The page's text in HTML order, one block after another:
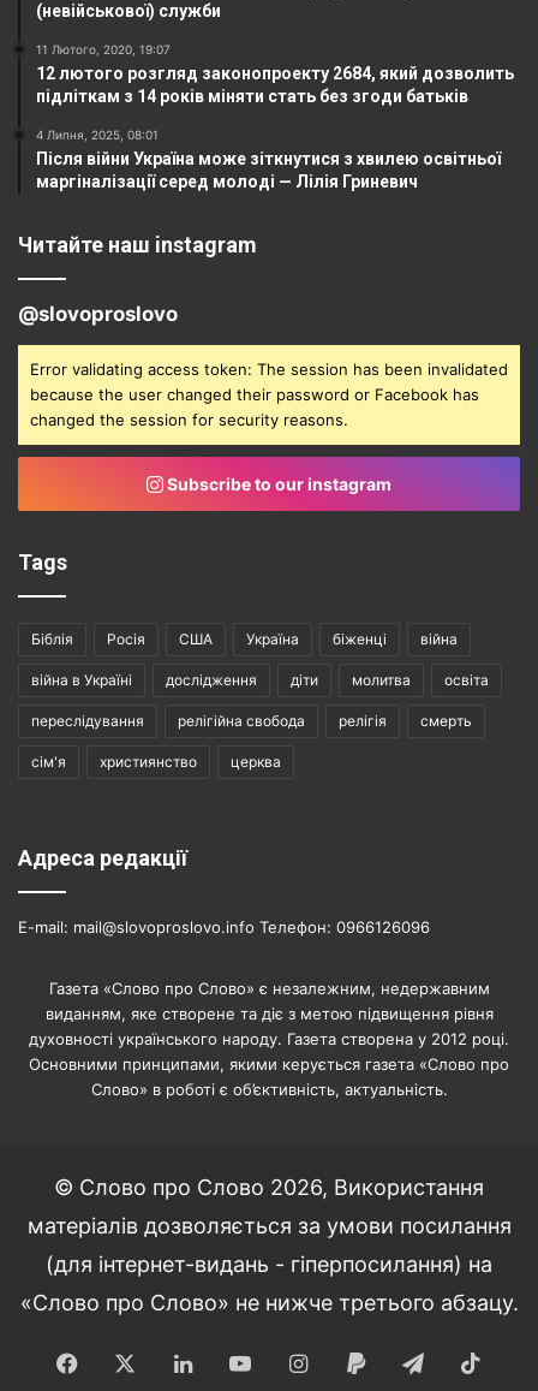
(невійськової) служби
11 Лютого, 2020, 19:07
12 лютого розгляд законопроекту 2684, який дозволить
підліткам з 14 років міняти стать без згоди батьків
4 Липня, 2025, 08:01
Після війни Україна може зіткнутися з хвилею освітньої
маргіналізації серед молоді — Лілія Гриневич
Читайте наш instagram
@slovoproslovo
Error validating access token: The session has been invalidated
because the user changed their password or Facebook has
changed the session for security reasons.
Subscribe to our instagram
Tags
Біблія Росія США Україна біженці війна
війна в Україні дослідження діти молитва освіта
переслідування релігійна свобода релігія смерть
сім'я християнство церква
Адреса редакції
E-mail: mail@slovoproslovo.info Телефон: 0966126096
Газета «Слово про Слово» є незалежним, недержавним
виданням, яке створене та діє з метою підвищення рівня
духовності українського народу. Газета створена у 2012 році.
Основними принципами, якими керується газета «Слово про
Слово» в роботі є об’єктивність, актуальність.
© Слово про Слово 2026, Використання
матеріалів дозволяється за умови посилання
(для інтернет-видань - гіперпосилання) на
«Слово про Слово» не нижче третього абзацу.
Facebook LinkedInYouTubeInstagram
Paypal Telegram